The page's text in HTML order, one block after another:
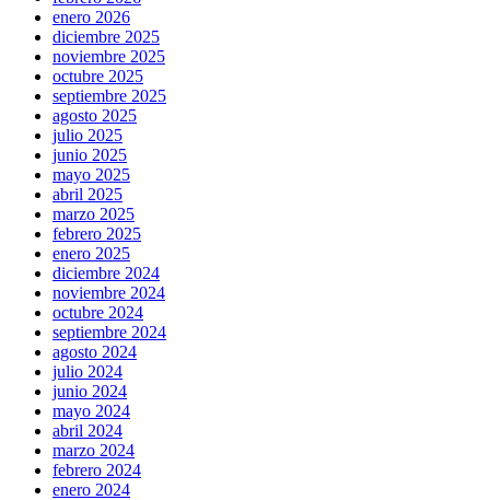
enero 2026
diciembre 2025
noviembre 2025
octubre 2025
septiembre 2025
agosto 2025
julio 2025
junio 2025
mayo 2025
abril 2025
marzo 2025
febrero 2025
enero 2025
diciembre 2024
noviembre 2024
octubre 2024
septiembre 2024
agosto 2024
julio 2024
junio 2024
mayo 2024
abril 2024
marzo 2024
febrero 2024
enero 2024